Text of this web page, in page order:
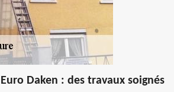
Daken : des travaux soignés